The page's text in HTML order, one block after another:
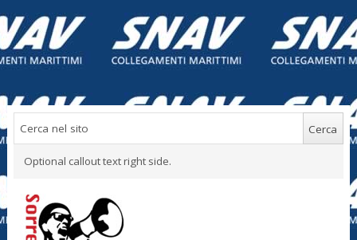
Optional callout text right side.